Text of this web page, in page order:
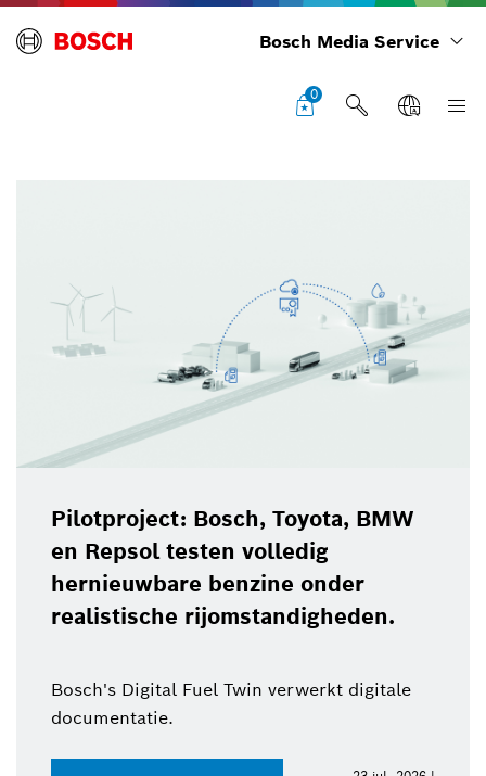
Bosch Media Service
0
Pilotproject: Bosch, Toyota, BMW
en Repsol testen volledig
hernieuwbare benzine onder
realistische rijomstandigheden.
Bosch's Digital Fuel Twin verwerkt digitale
documentatie.